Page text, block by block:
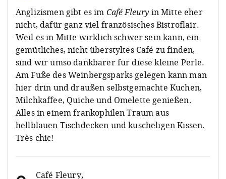
Anglizismen gibt es im Café Fleury in Mitte eher
nicht, dafür ganz viel französisches Bistroflair.
Weil es in Mitte wirklich schwer sein kann, ein
gemütliches, nicht überstyltes Café zu finden,
sind wir umso dankbarer für diese kleine Perle.
Am Fuße des Weinbergsparks gelegen kann man
hier drin und draußen selbstgemachte Kuchen,
Milchkaffee, Quiche und Omelette genießen.
Alles in einem frankophilen Traum aus
hellblauen Tischdecken und kuscheligen Kissen.
Très chic!
Café Fleury,